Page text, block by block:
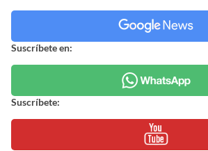
Suscríbete en:
Suscríbete: